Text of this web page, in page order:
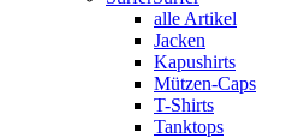
alle Artikel
Jacken
Kapushirts
Mützen-Caps
T-Shirts
Tanktops